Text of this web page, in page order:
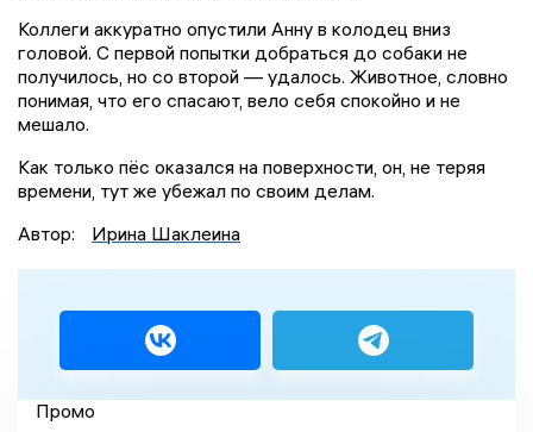
Коллеги аккуратно опустили Анну в колодец вниз
головой. С первой попытки добраться до собаки не
получилось, но со второй — удалось. Животное, словно
понимая, что его спасают, вело себя спокойно и не
мешало.
Как только пёс оказался на поверхности, он, не теряя
времени, тут же убежал по своим делам.
Автор:
Ирина Шаклеина
Промо